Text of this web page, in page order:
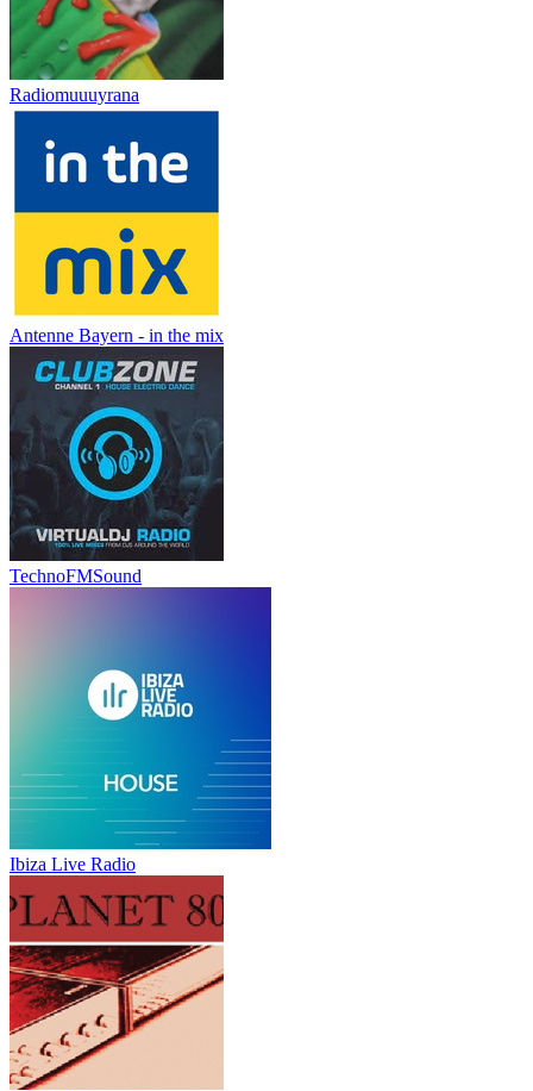
Radiomuuuyrana
Antenne Bayern - in the mix
TechnoFMSound
Ibiza Live Radio